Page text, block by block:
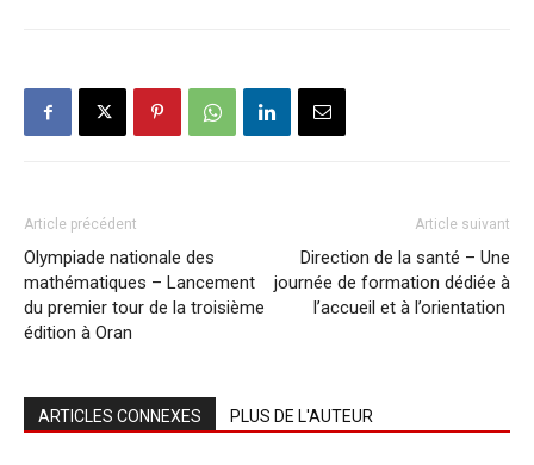
Article précédent
Olympiade nationale des
mathématiques – Lancement
du premier tour de la troisième
édition à Oran
Article suivant
Direction de la santé – Une
journée de formation dédiée à
l’accueil et à l’orientation
ARTICLES CONNEXES PLUS DE L'AUTEUR